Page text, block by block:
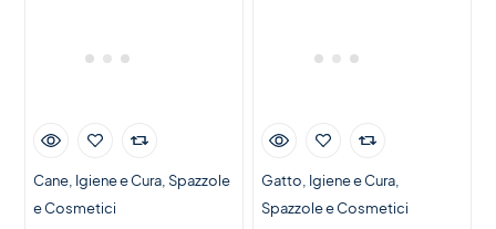
Cane Igiene e Cura Spazzole
e Cosmetici
Gatto Igiene e Cura
Spazzole e Cosmetici